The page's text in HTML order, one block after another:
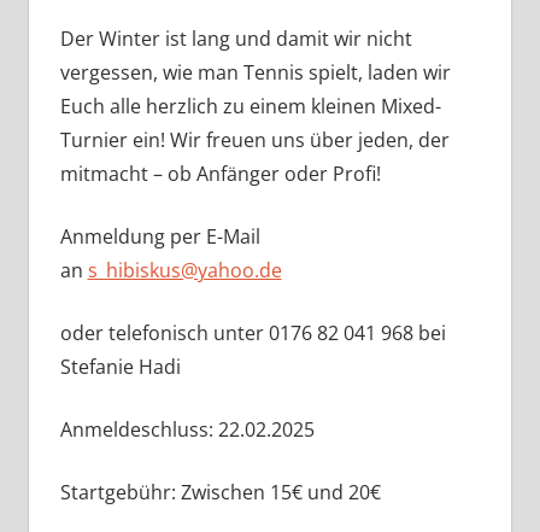
Der Winter ist lang und damit wir nicht
vergessen, wie man Tennis spielt, laden wir
Euch alle herzlich zu einem kleinen Mixed-
Turnier ein! Wir freuen uns über jeden, der
mitmacht – ob Anfänger oder Profi!
Anmeldung per E-Mail
an s_hibiskus@yahoo.de
oder telefonisch unter 0176 82 041 968 bei
Stefanie Hadi
Anmeldeschluss: 22.02.2025
Startgebühr: Zwischen 15€ und 20€